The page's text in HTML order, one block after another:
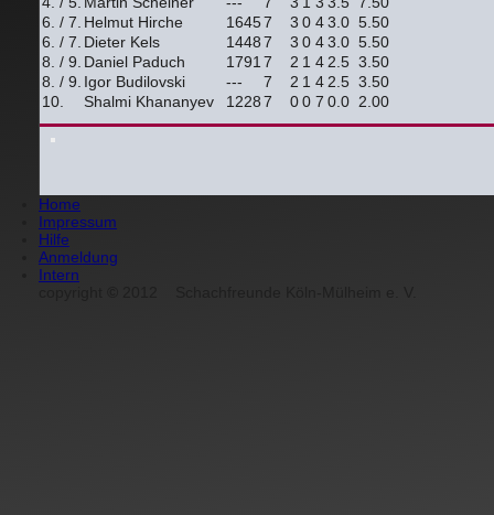
6. / 7. Helmut Hirche 16457 3 0 43.0 5.50
6. / 7. Dieter Kels 14487 3 0 43.0 5.50
8. / 9. Daniel Paduch 1791 7 2 1 4 2.5 3.50
8. / 9. Igor Budilovski --- 7 2 1 4 2.5 3.50
10.
Shalmi Khananyev 12287 00 7 0.0 2.00
Home
Impressum
Hilfe
Anmeldung
Intern